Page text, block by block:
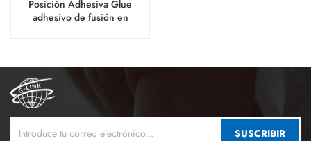
Posición Adhesiva Glue
adhesivo de fusión en
SUSCRIBIR